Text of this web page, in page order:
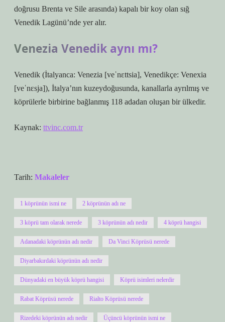
doğrusu Brenta ve Sile arasında) kapalı bir koy olan sığ
Venedik Lagünü’nde yer alır.
Venezia Venedik aynı mı?
Venedik (İtalyanca: Venezia [veˈnɛttsia], Venedikçe: Venexia
[veˈnɛsja]), İtalya’nın kuzeydoğusunda, kanallarla ayrılmış ve
köprülerle birbirine bağlanmış 118 adadan oluşan bir ülkedir.
Kaynak: ttvinc.com.tr
Tarih: Makaleler
1 köprünün ismi ne 2 köprünün adı ne
3 köprü tam olarak nerede 3 köprünün adı nedir 4 köprü hangisi
Adanadaki köprünün adı nedir Da Vinci Köprüsü nerede
Diyarbakırdaki köprünün adı nedir
Dünyadaki en büyük köprü hangisi Köprü isimleri nelerdir
Rabat Köprüsü nerede Rialto Köprüsü nerede
Rizedeki köprünün adı nedir Üçüncü köprünün ismi ne